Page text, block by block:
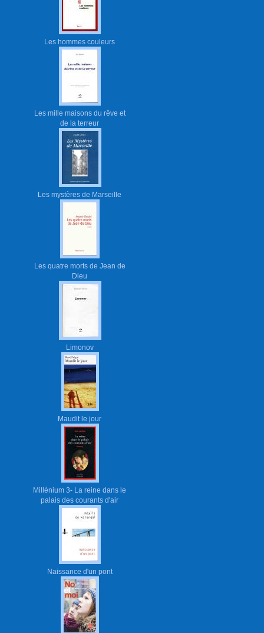
Les hommes couleurs
Les mille maisons du rêve et
de la terreur
Les mystères de Marseille
Les quatre morts de Jean de
Dieu
Limonov
Maudit le jour
Millénium 3- La reine dans le
palais des courants d'air
Naissance d'un pont